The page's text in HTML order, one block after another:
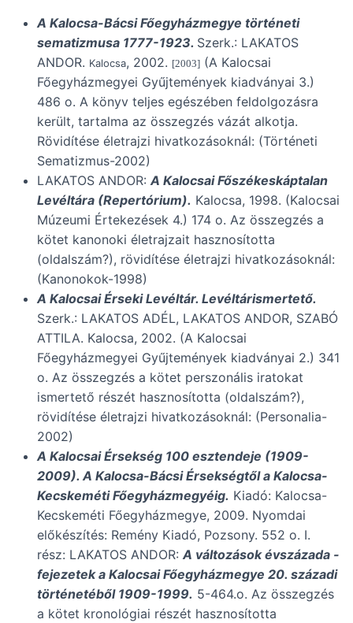
A Kalocsa-Bácsi Főegyházmegye történeti
sematizmusa 1777-1923. Szerk.: LAKATOS
ANDOR. Kalocsa, 2002. [2003] (A Kalocsai
Főegyházmegyei Gyűjtemények kiadványai 3.)
486 o. A könyv teljes egészében feldolgozásra
került, tartalma az összegzés vázát alkotja.
Rövidítése életrajzi hivatkozásoknál: (Történeti
Sematizmus-2002)
LAKATOS ANDOR:A Kalocsai Főszékeskáptalan
Levéltára (Repertórium). Kalocsa, 1998. (Kalocsai
Múzeumi Értekezések 4.) 174 o. Az összegzés a
kötet kanonoki életrajzait hasznosította
(oldalszám?), rövidítése életrajzi hivatkozásoknál:
(Kanonokok-1998)
A Kalocsai Érseki Levéltár. Levéltárismertető.
Szerk.: LAKATOS ADÉL, LAKATOS ANDOR, SZABÓ
ATTILA. Kalocsa, 2002. (A Kalocsai
Főegyházmegyei Gyűjtemények kiadványai 2.) 341
o. Az összegzés a kötet perszonális iratokat
ismertető részét hasznosította (oldalszám?),
rövidítése életrajzi hivatkozásoknál: (Personalia-
2002)
A Kalocsai Érsekség 100 esztendeje (1909-
2009). A Kalocsa-Bácsi Érsekségtől a Kalocsa-
Kecskeméti Főegyházmegyéig. Kiadó: Kalocsa-
Kecskeméti Főegyházmegye, 2009. Nyomdai
előkészítés: Remény Kiadó, Pozsony. 552 o. I.
rész: LAKATOS ANDOR:A változások évszázada -
fejezetek a Kalocsai Főegyházmegye 20. századi
történetéből 1909-1999. 5-464.o. Az összegzés
a kötet kronológiai részét hasznosította